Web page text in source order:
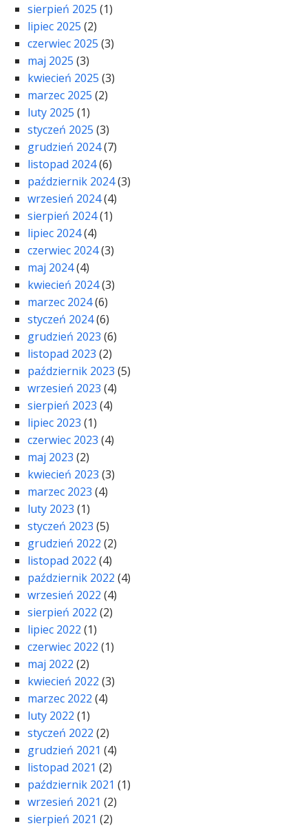
sierpień 2025 (1)
lipiec 2025 (2)
czerwiec 2025 (3)
maj 2025 (3)
kwiecień 2025 (3)
marzec 2025 (2)
luty 2025 (1)
styczeń 2025 (3)
grudzień 2024(7)
listopad 2024(6)
październik 2024(3)
wrzesień 2024(4)
sierpień 2024(1)
lipiec 2024(4)
czerwiec 2024(3)
maj 2024(4)
kwiecień 2024(3)
marzec 2024(6)
styczeń 2024(6)
grudzień 2023 (6)
listopad 2023 (2)
październik 2023 (5)
wrzesień 2023 (4)
sierpień 2023 (4)
lipiec 2023 (1)
czerwiec 2023 (4)
maj 2023 (2)
kwiecień 2023 (3)
marzec 2023 (4)
luty 2023 (1)
styczeń 2023 (5)
grudzień 2022 (2)
listopad 2022 (4)
październik 2022 (4)
wrzesień 2022 (4)
sierpień 2022 (2)
lipiec 2022 (1)
czerwiec 2022 (1)
maj 2022 (2)
kwiecień 2022 (3)
marzec 2022 (4)
luty 2022 (1)
styczeń 2022 (2)
grudzień 2021 (4)
listopad 2021 (2)
październik 2021 (1)
wrzesień 2021 (2)
sierpień 2021 (2)